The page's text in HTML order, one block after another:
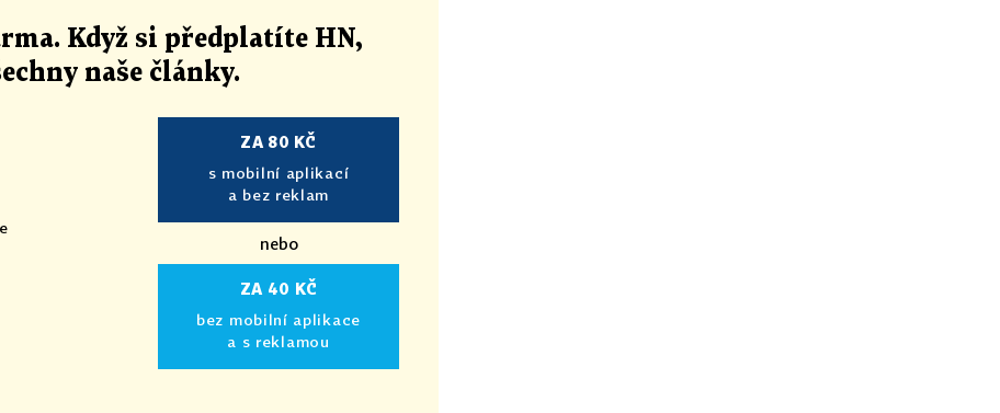
Když si předplatíte HN,
naše články.
ZA 80 KČ
s mobilní aplikací
a bez reklam
nebo
ZA 40 KČ
bez mobilní aplikace
a s reklamou